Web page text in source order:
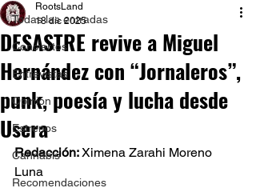
Todas las entradas
Conciertos
Entrevistas
Opinión
Estrenos
Cannabis
Recomendaciones
DESASTRE revive a Miguel
Hernández con “Jornaleros”,
punk, poesía y lucha desde
Usera
RootsLand
18 dic 2025
Redacción: Ximena Zarahi Moreno
Luna